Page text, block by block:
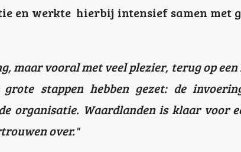
en werkte hierbij intensief samen met
maar vooral met veel plezier, terug op
stappen hebben gezet: de
organisatie. Waardlanden is klaar voor
over."